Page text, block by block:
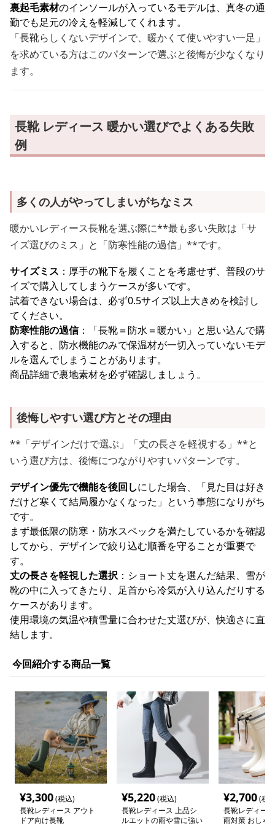
裏起毛素材のインソールが入っているモデルは、真冬の通
勤でも足元の冷えを軽減してくれます。
「長靴らしくないデザインで、暖かくて使いやすい一足」
を求めている方はこのパターンで選ぶと後悔が少なくなり
ます。
長靴 レディース 暖かい選びでよくある失敗
例
多くの人がやってしまいがちなミス
暖かいレディース長靴を選ぶ際に**最も多い失敗は「サ
イズ選びのミス」と「防寒性能の過信」**です。
サイズミス ：厚手の靴下を履くことを考慮せず、普段のサ
イズで購入してしまうケースが多いです。
試着できない場合は、必ず0.5サイズ以上大きめを検討し
てください。
防寒性能の過信：「長靴＝防水＝暖かい」と思い込んで購
入すると、防水機能のみで保温材が一切入っていないモデ
ルを選んでしまうことがあります。
商品詳細で裏地素材を必ず確認しましょう。
後悔しやすい選び方とその理由
**「デザインだけで選ぶ」「丈の長さを軽視する」**と
いう選び方は、後悔につながりやすいパターンです。
デザイン優先で機能を後回しにした場合、「見た目は好き
だけど寒くて結局履かなくなった」という事態になりがち
です。
まず最低限の防寒・防水スペックを満たしているかを確認
してから、デザインで絞り込む順番を守ることが重要で
す。
丈の長さを軽視した選択 ：ショート丈を選んだ結果、雪が
靴の中に入ってきたり、足首から冷気が入り込んだりする
ケースがあります。
使用環境の気温や積雪量に合わせた丈選びが、快適さに直
結します。
今回紹介する商品一覧
¥3,300(税込)
長靴レディース アウト
ドア向け長靴
¥5,220(税込)
長靴レディース 上品シ
ルエットの雨や雪に強い
¥2,700(税
長靴レディー
雨対策 おしゃ